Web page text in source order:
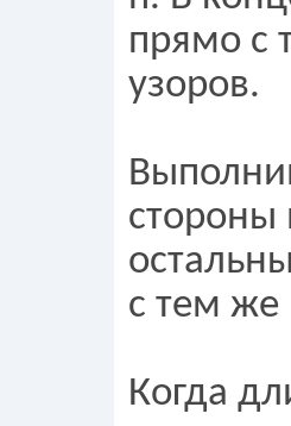
прямо с
узоров.
стороны
с тем же
Когда